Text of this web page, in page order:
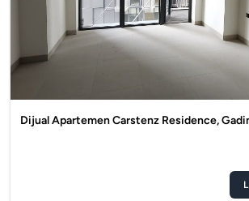
Dijual Apartemen Carstenz Residence,